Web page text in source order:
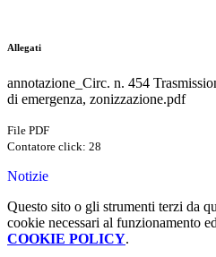
Allegati
annotazione_Circ. n. 454
di emergenza, zonizzazione.pdf
File PDF
Contatore click: 28
Notizie
Questo sito o gli strumenti terzi da
cookie necessari al funzionamento
COOKIE POLICY.